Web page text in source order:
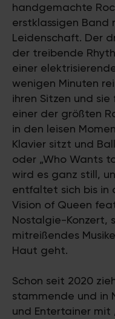
handgemachte
erstklassigen
Leidenschaft. Der
der treibende
einer
wenigen Minuten
ihren Sitzen und
einer der größten
in den leisen
Klavier sitzt und
oder „Who Wants
wird es ganz still,
entfaltet sich bis in
Vision of Queen
Nostalgie-Konzert,
mitreißendes
Haut geht.
Schon seit 2020
stammende und in
und Entertainer mit